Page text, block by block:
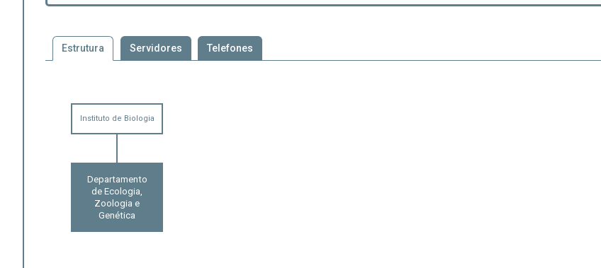
Estrutura Servidores Telefones
Instituto de Biologia
Departamento
de Ecologia,
Zoologia e
Genética